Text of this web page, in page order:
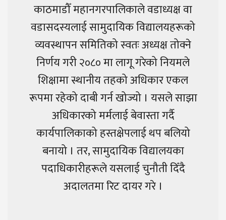
काठमाडौँ महानगरपालिकाले वडाध्यक्ष वा
वडासदस्यलाई सामुदायिक विद्यालयहरूको
व्यवस्थापन समितिको स्वतः अध्यक्ष तोक्ने
निर्णय गरी २०८० मा लागू गरेको नियमले
शिक्षामा स्थानीय तहको अधिकार एकल
रूपमा रहेको दाबी गर्न खोज्यो । यसले साझा
अधिकारको मर्मलाई बेवास्ता गर्दै
कार्यपालिकाको हस्तक्षेपलाई थप बलियो
बनायो । तर, सामुदायिक विद्यालयका
पदाधिकारीहरूले यसलाई चुनौती दिँदै
अदालतमा रिट दायर गरे ।